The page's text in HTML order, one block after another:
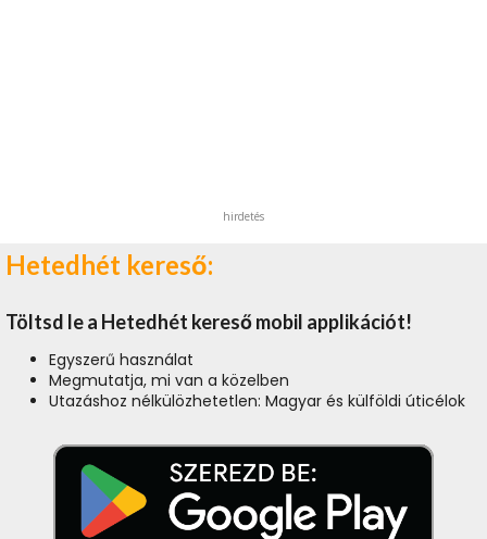
hirdetés
Hetedhét kereső:
Töltsd le a Hetedhét kereső mobil applikációt!
Egyszerű használat
Megmutatja, mi van a közelben
Utazáshoz nélkülözhetetlen: Magyar és külföldi úticélok